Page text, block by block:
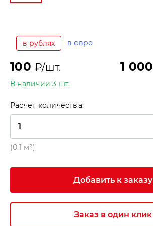
в рублях в евро
100₽/шт. 1 000
В наличии 3 шт.
Расчет количества:
(0.1 м²)
Добавить к заказу
Заказ в один клик